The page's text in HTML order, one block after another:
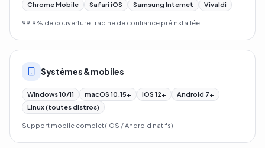
Chrome Mobile Safari iOS Samsung Internet Vivaldi
99.9% de couverture · racine de confiance préinstallée
Systèmes & mobiles
Windows 10/11 macOS 10.15+ iOS 12+
Android 7+
Linux (toutes distros)
Support mobile complet (iOS / Android natifs)